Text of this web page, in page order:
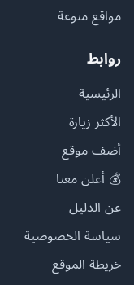
مواقع منوعة
روابط
الرئيسية
الأكثر زيارة
أضف موقع
💰 أعلن معنا
عن الدليل
سياسة الخصوصية
خريطة الموقع